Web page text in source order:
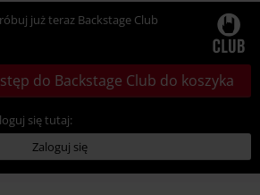
już teraz Backstage Club
do Backstage Club do koszyka
się tutaj:
Zaloguj się